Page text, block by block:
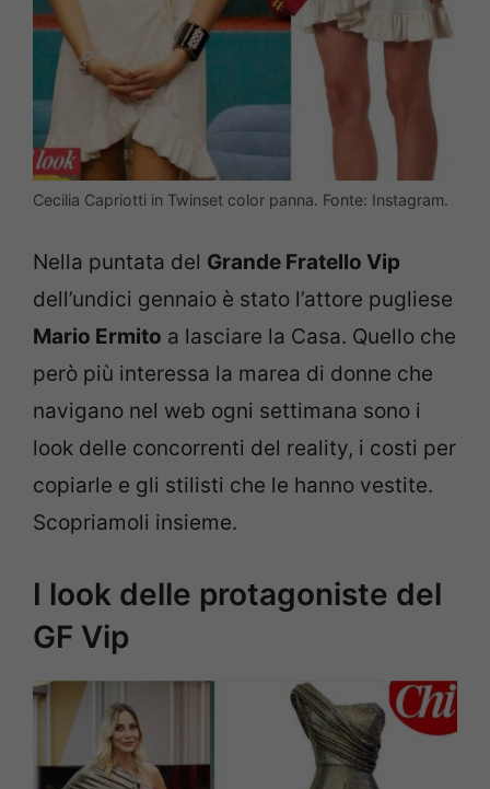
Cecilia Capriotti in Twinset color panna. Fonte: Instagram.
Nella puntata del Grande Fratello Vip
dell’undici gennaio è stato l’attore pugliese
Mario Ermito a lasciare la Casa. Quello che
però più interessa la marea di donne che
navigano nel web ogni settimana sono i
look delle concorrenti del reality, i costi per
copiarle e gli stilisti che le hanno vestite.
Scopriamoli insieme.
I look delle protagoniste del
GF Vip